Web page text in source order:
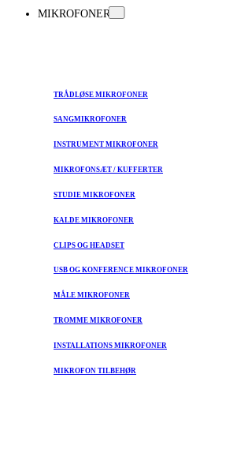
MIKROFONER
TRÅDLØSE MIKROFONER
SANGMIKROFONER
INSTRUMENT MIKROFONER
MIKROFONSÆT / KUFFERTER
STUDIE MIKROFONER
KALDE MIKROFONER
CLIPS OG HEADSET
USB OG KONFERENCE MIKROFONER
MÅLE MIKROFONER
TROMME MIKROFONER
INSTALLATIONS MIKROFONER
MIKROFON TILBEHØR